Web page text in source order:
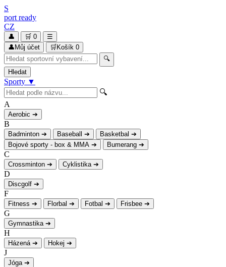
S
port ready
CZ
👤 🛒 0
☰
👤 Můj účet 🛒 Košík 0
🔍
Hledat
Sporty ▼
🔍
A
Aerobic ➔
B
Badminton ➔ Baseball ➔ Basketbal ➔
Bojové sporty - box & MMA ➔ Bumerang ➔
C
Crossminton ➔ Cyklistika ➔
D
Discgolf ➔
F
Fitness ➔ Florbal ➔ Fotbal ➔ Frisbee ➔
G
Gymnastika ➔
H
Házená ➔ Hokej ➔
J
Jóga ➔